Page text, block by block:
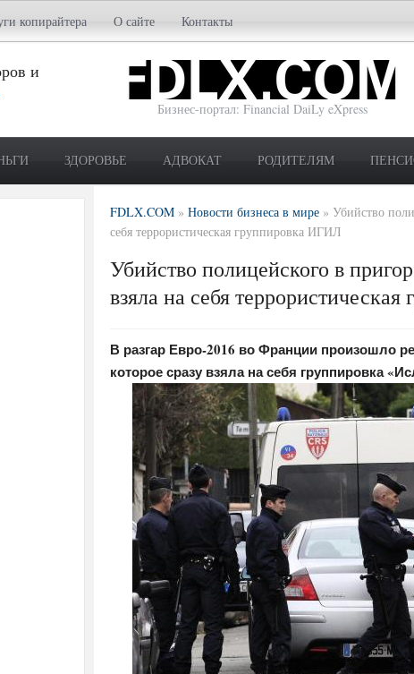
копирайтера О сайте Контакты
и
Бизнес-портал: Financial DaiLy eXpress
ЗДОРОВЬЕ АДВОКАТ РОДИТЕЛЯМ
FDLX.COM » Новости бизнеса в мире » Убийство
себя террористическая группировка ИГИЛ
Убийство полицейского в
взяла на себя
В разгар Евро-2016 во Франции произошло
которое сразу взяла на себя группировка